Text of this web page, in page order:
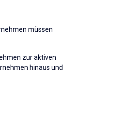
müssen
zur aktiven
hinaus und